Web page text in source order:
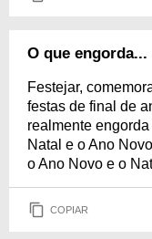
O que engorda...
Festejar,
festas de final de
realmente
Natal e o Ano
o Ano Novo e o
COPIAR